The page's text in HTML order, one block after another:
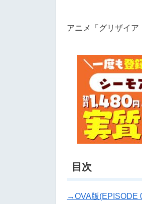
アニメ「グリザイア
目次
→OVA版(EPISODE